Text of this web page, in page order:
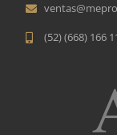
(52) (668) 166